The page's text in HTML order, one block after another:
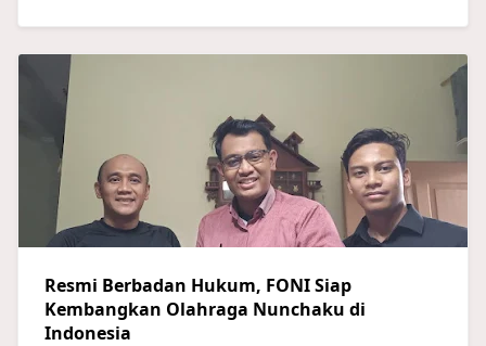
Resmi Berbadan Hukum, FONI Siap
Kembangkan Olahraga Nunchaku di
Indonesia